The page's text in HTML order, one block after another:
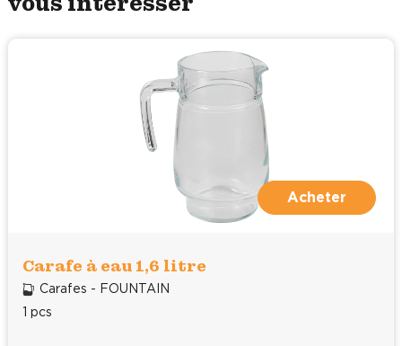
Acheter
Carafe à eau 1,6 litre
Carafes - FOUNTAIN
1 pcs